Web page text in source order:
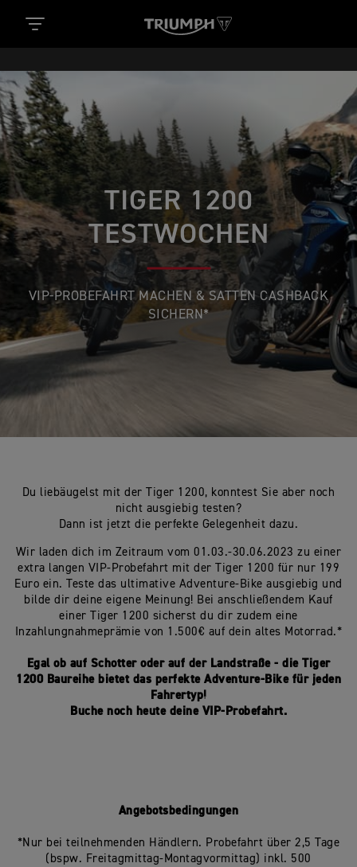
TIGER 1200
TESTWOCHEN
VIP-PROBEFAHRT MACHEN & SATTEN CASHBACK
SICHERN*
Du liebäugelst mit der Tiger 1200, konntest Sie aber noch
nicht ausgiebig testen?
Dann ist jetzt die perfekte Gelegenheit dazu.
Wir laden dich im Zeitraum vom 01.03.-30.06.2023 zu einer
extra langen VIP-Probefahrt mit der Tiger 1200 für nur 199
Euro ein. Teste das ultimative Adventure-Bike ausgiebig und
bilde dir deine eigene Meinung! Bei anschließendem Kauf
einer Tiger 1200 sicherst du dir zudem eine
Inzahlungnahmeprämie von 1.500€ auf dein altes Motorrad.*
Egal ob auf Schotter oder auf der Landstraße - die Tiger
1200 Baureihe bietet das perfekte Adventure-Bike für jeden
Fahrertyp!
Buche noch heute deine VIP-Probefahrt.
Angebotsbedingungen
*Nur bei teilnehmenden Händlern. Probefahrt über 2,5 Tage
(bspw. Freitagmittag-Montagvormittag) inkl. 500